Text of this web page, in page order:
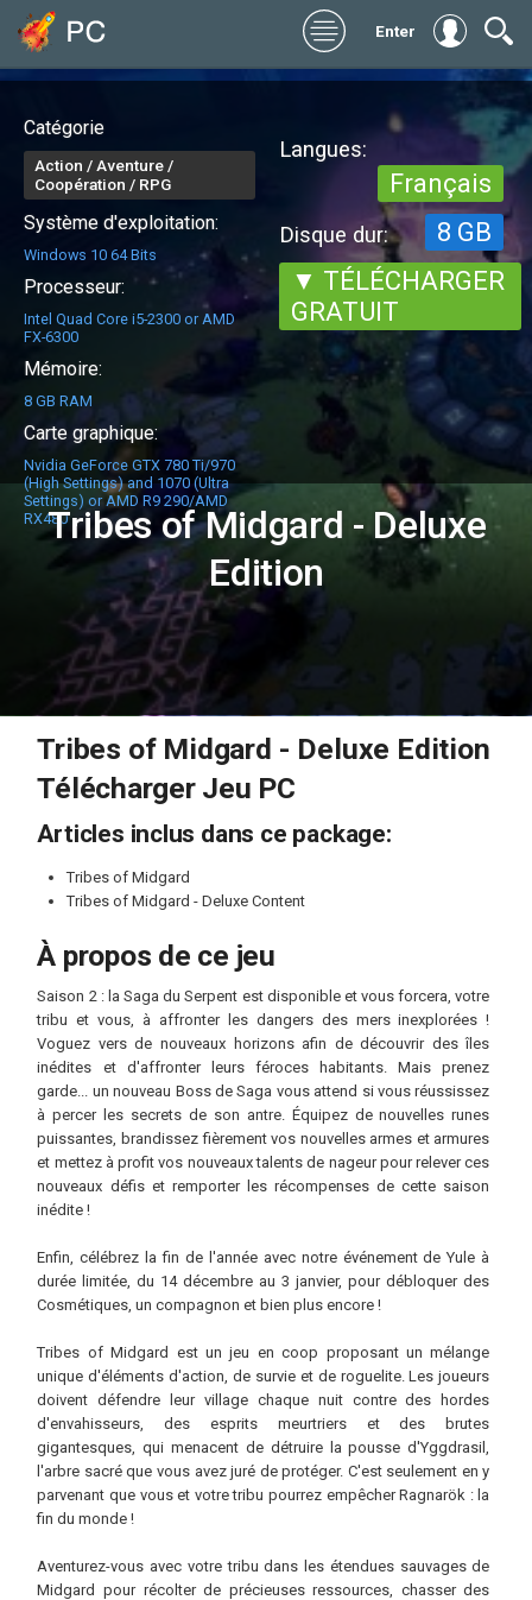
Enter
Catégorie
Action / Aventure /
Coopération / RPG
Système d'exploitation:
Windows 10 64 Bits
Processeur:
Intel Quad Core i5-2300 or AMD
FX-6300
Mémoire:
8 GB RAM
Carte graphique:
Nvidia GeForce GTX 780 Ti/970
(High Settings) and 1070 (Ultra
Settings) or AMD R9 290/AMD
RX480Tribes of Midgard - Deluxe
Edition
Langues:
Français
Disque dur:
8 GB
▼ TÉLÉCHARGER
GRATUIT
Tribes of Midgard - Deluxe Edition
Télécharger Jeu PC
Articles inclus dans ce package:
Tribes of Midgard
Tribes of Midgard - Deluxe Content
À propos de ce jeu
Saison 2 : la Saga du Serpent est disponible et vous forcera, votre
tribu et vous, à affronter les dangers des mers inexplorées !
Voguez vers de nouveaux horizons afin de découvrir des îles
inédites et d'affronter leurs féroces habitants. Mais prenez
garde... un nouveau Boss de Saga vous attend si vous réussissez
à percer les secrets de son antre. Équipez de nouvelles runes
puissantes, brandissez fièrement vos nouvelles armes et armures
et mettez à profit vos nouveaux talents de nageur pour relever ces
nouveaux défis et remporter les récompenses de cette saison
inédite !
Enfin, célébrez la fin de l'année avec notre événement de Yule à
durée limitée, du 14 décembre au 3 janvier, pour débloquer des
Cosmétiques, un compagnon et bien plus encore !
Tribes of Midgard est un jeu en coop proposant un mélange
unique d'éléments d'action, de survie et de roguelite. Les joueurs
doivent défendre leur village chaque nuit contre des hordes
d'envahisseurs, des esprits meurtriers et des brutes
gigantesques, qui menacent de détruire la pousse d'Yggdrasil,
l'arbre sacré que vous avez juré de protéger. C'est seulement en y
parvenant que vous et votre tribu pourrez empêcher Ragnarök : la
fin du monde !
Aventurez-vous avec votre tribu dans les étendues sauvages de
Midgard pour récolter de précieuses ressources, chasser des